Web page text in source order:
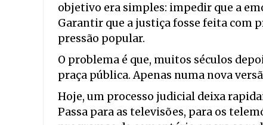
objetivo era simples: impedir que a
Garantir que a justiça fosse feita com
pressão popular.
O problema é que, muitos séculos
praça pública. Apenas numa nova
Hoje, um processo judicial deixa
Passa para as televisões, para os